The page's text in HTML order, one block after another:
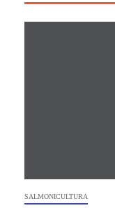
SALMONICULTURA